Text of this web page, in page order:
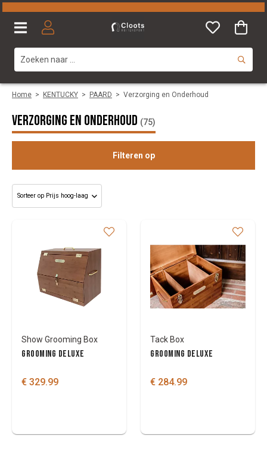
Home > KENTUCKY > PAARD > Verzorging en Onderhoud
Verzorging en Onderhoud (75)
Filteren op
Categorie
Kleuren
Show Grooming Box
GROOMING DELUXE
€ 329.99
Tack Box
GROOMING DELUXE
€ 284.99